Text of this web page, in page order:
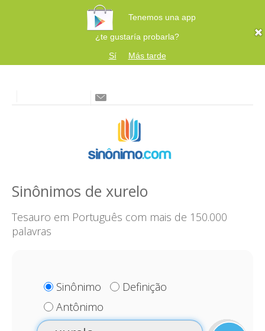
Tenemos una app
¿te gustaría probarla?
Sí
Más tarde
Sinônimos de xurelo
Tesauro em Português com mais de 150.000
palavras
Sinônimo
Definição
Antônimo